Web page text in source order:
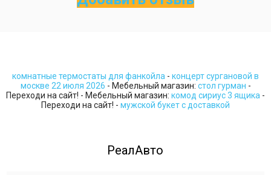
комнатные термостаты для фанкойла - концерт сургановой в
москве 22 июля 2026 - Мебельный магазин: стол гурман -
Переходи на сайт! - Мебельный магазин: комод сириус 3 ящика -
Переходи на сайт! - мужской букет с доставкой
РеалАвто